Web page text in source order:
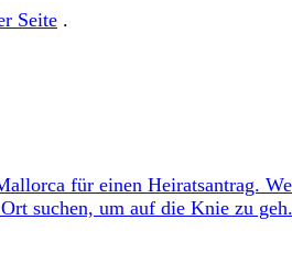
Seite .
für einen Heiratsantrag.
suchen, um auf die Knie zu